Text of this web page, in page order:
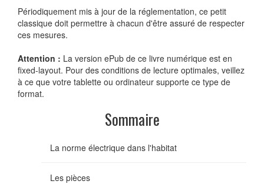
Périodiquement mis à jour de la réglementation, ce petit
classique doit permettre à chacun d'être assuré de respecter
ces mesures.
Attention : La version ePub de ce livre numérique est en
fixed-layout. Pour des conditions de lecture optimales, veillez
à ce que votre tablette ou ordinateur supporte ce type de
format.
Sommaire
La norme électrique dans l'habitat
Les pièces